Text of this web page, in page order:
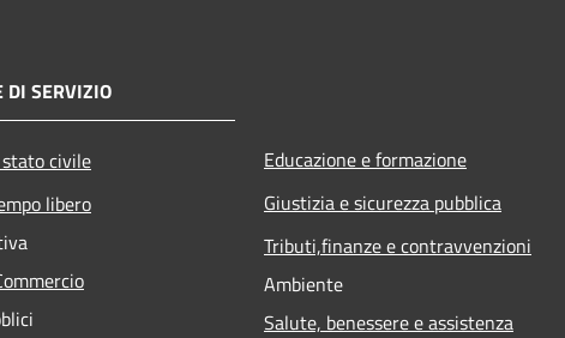
DI SERVIZIO
civile
libero
Educazione e formazione
Giustizia e sicurezza pubblica
Tributi,finanze e contravvenzioni
Ambiente
Salute, benessere e assistenza